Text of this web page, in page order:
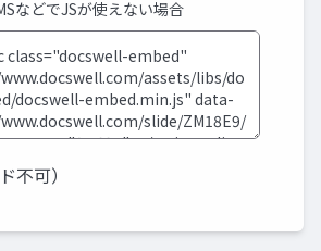
などでJSが使えない場合
不可）